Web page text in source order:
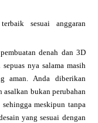
sesuai anggaran
denah dan 3D
nya salama masih
aman. Anda diberikan
asalkan bukan perubahan
meskipun tanpa
yang sesuai dengan